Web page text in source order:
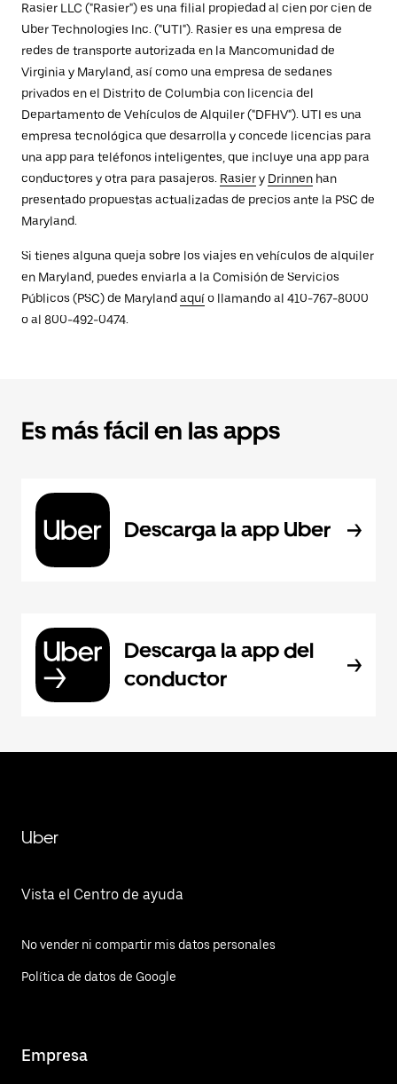
Rasier LLC ("Rasier") es una filial propiedad al cien por cien de
Uber Technologies Inc. ("UTI"). Rasier es una empresa de
redes de transporte autorizada en la Mancomunidad de
Virginia y Maryland, así como una empresa de sedanes
privados en el Distrito de Columbia con licencia del
Departamento de Vehículos de Alquiler ("DFHV"). UTI es una
empresa tecnológica que desarrolla y concede licencias para
una app para teléfonos inteligentes, que incluye una app para
conductores y otra para pasajeros. Rasiery Drinnen han
presentado propuestas actualizadas de precios ante la PSC de
Maryland.
Si tienes alguna queja sobre los viajes en vehículos de alquiler
en Maryland, puedes enviarla a la Comisión de Servicios
Públicos (PSC) de Maryland aquío llamando al 410-767-8000
o al 800-492-0474.
Es más fácil en las apps
Descarga la app Uber
Descarga la app del
conductor
Uber
Vista el Centro de ayuda
No vender ni compartir mis datos personales
Política de datos de Google
Empresa